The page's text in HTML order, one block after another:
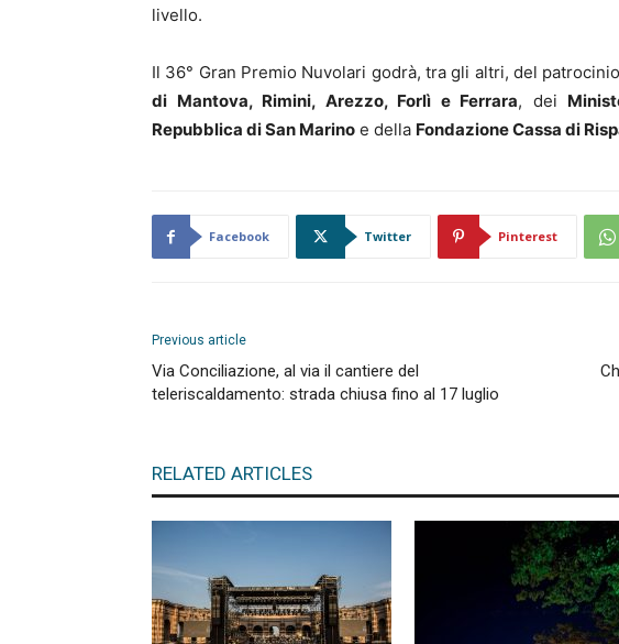
livello.
Il 36° Gran Premio Nuvolari godrà, tra gli altri, del
di Mantova, Rimini, Arezzo, Forlì e Ferrara, dei
Repubblica di San Marino e della Fondazione Cassa di
Facebook Twitter Pinterest
Previous article
Via Conciliazione, al via il cantiere del
teleriscaldamento: strada chiusa fino al 17 luglio
RELATED ARTICLES